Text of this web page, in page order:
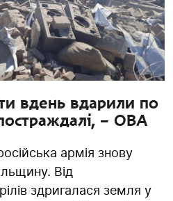
вдень вдарили по
– ОВА
армія знову
Від
здригалася земля у